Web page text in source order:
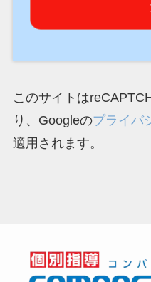
このサイトは
り、Googleのプライバ
適用されます。